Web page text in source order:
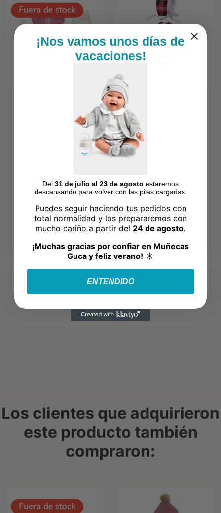
Fuera de stock
Los clientes que adquirieron
este producto también
compraron:
Fuera de stock
¡Nos vamos unos días de
vacaciones!
Del 31 de julio al 23 de agosto estaremos
descansando para volver con las pilas cargadas.
Puedes seguir haciendo tus pedidos con
total normalidad y los prepararemos con
mucho cariño a partir del 24 de agosto.
¡Muchas gracias por confiar en Muñecas
Guca y feliz verano! ☀️
ENTENDIDO